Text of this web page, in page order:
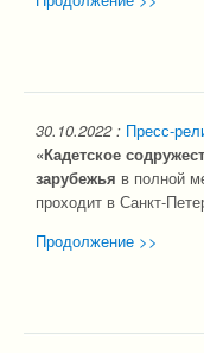
30.10.2022: Пресс-
«Кадетское
зарубежья в полной
проходит в Санкт-
Продолжение >>